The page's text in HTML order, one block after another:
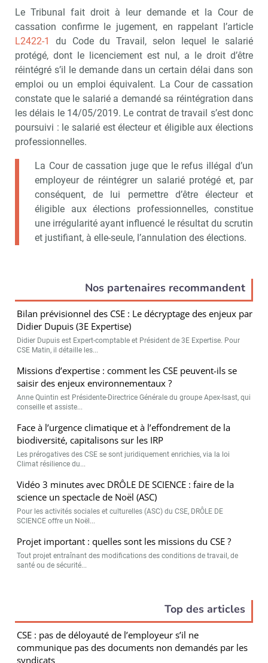
Le Tribunal fait droit à leur demande et la Cour de
cassation confirme le jugement, en rappelant l’article
L2422-1
du Code du Travail, selon lequel le salarié
protégé, dont le licenciement est nul, a le droit d’être
réintégré s’il le demande dans un certain délai dans son
emploi ou un emploi équivalent. La Cour de cassation
constate que le salarié a demandé sa réintégration dans
les délais le 14/05/2019. Le contrat de travail s’est donc
poursuivi : le salarié est électeur et éligible aux élections
professionnelles.
La Cour de cassation juge que le refus illégal d’un
employeur de réintégrer un salarié protégé et, par
conséquent, de lui permettre d’être électeur et
éligible aux élections professionnelles, constitue
une irrégularité ayant influencé le résultat du scrutin
et justifiant, à elle-seule, l’annulation des élections.
Nos partenaires recommandent
Bilan prévisionnel des CSE : Le décryptage des enjeux par
Didier Dupuis (3E Expertise)
Didier Dupuis est Expert-comptable et Président de 3E Expertise. Pour
CSE Matin, il détaille les...
Missions d’expertise : comment les CSE peuvent-ils se
saisir des enjeux environnementaux ?
Anne Quintin est Présidente-Directrice Générale du groupe Apex-Isast, qui
conseille et assiste...
Face à l’urgence climatique et à l’effondrement de la
biodiversité, capitalisons sur les IRP
Les prérogatives des CSE se sont juridiquement enrichies, via la loi
Climat résilience du...
Vidéo 3 minutes avec DRÔLE DE SCIENCE : faire de la
science un spectacle de Noël (ASC)
Pour les activités sociales et culturelles (ASC) du CSE, DRÔLE DE
SCIENCE offre un Noël...
Projet important : quelles sont les missions du CSE ?
Tout projet entraînant des modifications des conditions de travail, de
santé ou de sécurité...
Top des articles
CSE : pas de déloyauté de l’employeur s’il ne
communique pas des documents non demandés par les
syndicats
Recevoir CSE Matin Abonnez-
Non merci, je reçois déjà
!
Je déciderai plus